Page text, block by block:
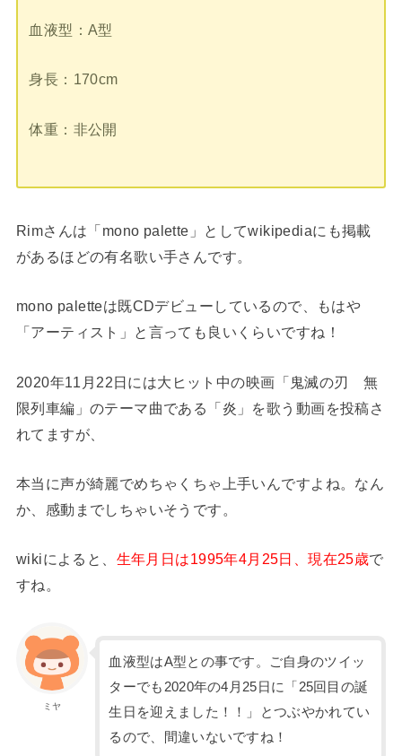
血液型：A型
身長：170cm
体重：非公開
Rimさんは「mono palette」としてwikipediaにも掲載
があるほどの有名歌い手さんです。
mono paletteは既CDデビューしているので、もはや
「アーティスト」と言っても良いくらいですね！
2020年11月22日には大ヒット中の映画「鬼滅の刃 無
限列車編」のテーマ曲である「炎」を歌う動画を投稿さ
れてますが、
本当に声が綺麗でめちゃくちゃ上手いんですよね。なん
か、感動までしちゃいそうです。
wikiによると、 生年月日は1995年4月25日、現在25歳で
すね。
ミヤ
血液型はA型との事です。ご自身のツイッ
ターでも2020年の4月25日に「25回目の誕
生日を迎えました！！」とつぶやかれてい
るので、間違いないですね！